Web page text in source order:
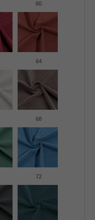
60
64
68
72